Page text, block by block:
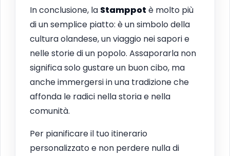
In conclusione, la Stamppot è molto più
di un semplice piatto: è un simbolo della
cultura olandese, un viaggio nei sapori e
nelle storie di un popolo. Assaporarla non
significa solo gustare un buon cibo, ma
anche immergersi in una tradizione che
affonda le radici nella storia e nella
comunità.
Per pianificare il tuo itinerario
personalizzato e non perdere nulla di